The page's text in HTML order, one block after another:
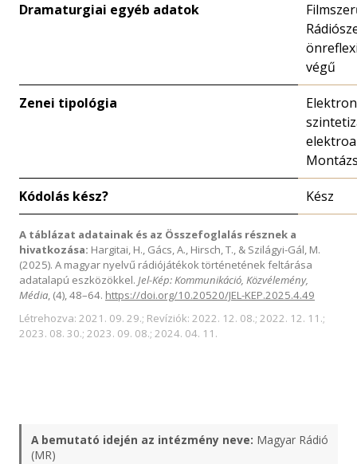
Dramaturgiai egyéb adatok
végű
Zenei tipológia
Kódolás kész? Kész
A táblázat adatainak és az Összefoglalás résznek a
hivatkozása: Hargitai, H., Gács, A., Hirsch, T., & Szilágyi-Gál, M.
(2025). A magyar nyelvű rádiójátékok történetének feltárása
adatalapú eszközökkel. Jel-Kép: Kommunikáció, Közvélemény,
Média, (4), 48–64. https://doi.org/10.20520/JEL-KEP.2025.4.49
Létrehozva: 2021. 09. 29.; Revíziók: 2022. 12. 08.; 2022. 12. 11.;
2023. 08. 30.; 2023. 09. 08.; 2024. 04. 11.
A bemutató idején az intézmény neve: Magyar Rádió
(MR)